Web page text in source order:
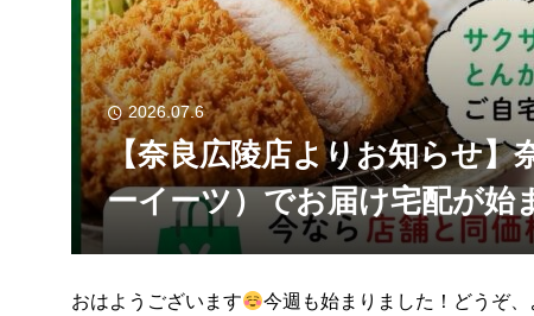
2026.07.6
【奈良広陵店よりお知らせ】
ーイーツ）でお届け宅配が始
おはようございます 今週も始まりました！どうぞ